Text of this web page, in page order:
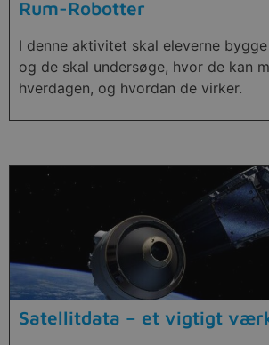
Rum-Robotter
I denne aktivitet skal eleverne
og de skal undersøge, hvor de kan
hverdagen, og hvordan de virker.
Satellitdata – et vigtigt